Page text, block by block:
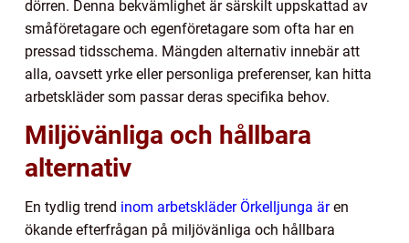
dörren. Denna bekvämlighet är särskilt uppskattad av
småföretagare och egenföretagare som ofta har en
pressad tidsschema. Mängden alternativ innebär att
alla, oavsett yrke eller personliga preferenser, kan hitta
arbetskläder som passar deras specifika behov.
Miljövänliga och hållbara
alternativ
En tydlig trend inom arbetskläder Örkelljunga ären
ökande efterfrågan på miljövänliga och hållbara